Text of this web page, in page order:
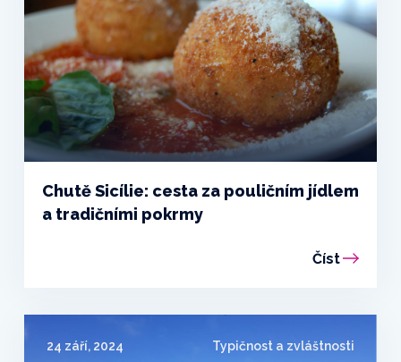
Chutě Sicílie: cesta za pouličním jídlem
a tradičními pokrmy
Číst
24 září, 2024 Typičnost a zvláštnosti